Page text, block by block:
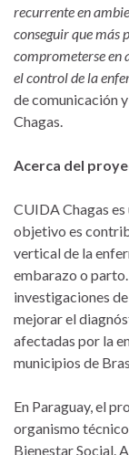
recurrente en
conseguir que más
comprometerse en
el control de la
de comunicación
Chagas.
Acerca del
CUIDA Chagas
objetivo es
vertical de la
embarazo o
investigaciones
mejorar el
afectadas por la
municipios de
En Paraguay, el
organismo
Bienestar Social.